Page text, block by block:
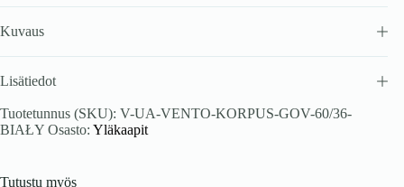
Kuvaus
Lisätiedot
Tuotetunnus (SKU): V-UA-VENTO-KORPUS-GOV-60/36-
BIAŁY Osasto: Yläkaapit
Tutustu myös